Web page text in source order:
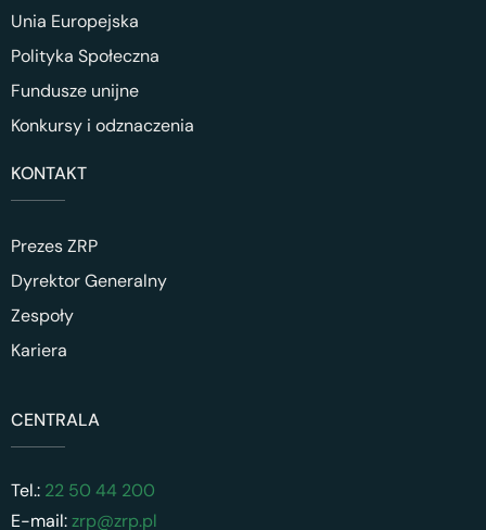
Unia Europejska
Polityka Społeczna
Fundusze unijne
Konkursy i odznaczenia
KONTAKT
Prezes ZRP
Dyrektor Generalny
Zespoły
Kariera
CENTRALA
Tel.: 22 50 44 200
E-mail:zrp@zrp.pl